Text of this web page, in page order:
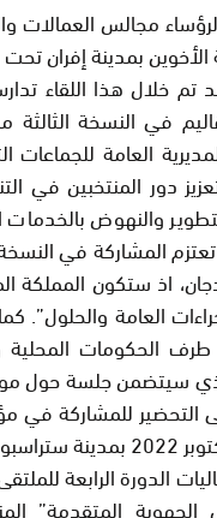
لجامعة الأخوين بمدينة
تم خلال هذا
في النسخة الثالثة
العامة
دور المنتخبين في
والنهوض
المشاركة في
2022، بمدينة
العامة
الحكومات المحلية
من 10 الى 14 أكتوبر 2022،
للمشاركة في
الدورة الرابعة